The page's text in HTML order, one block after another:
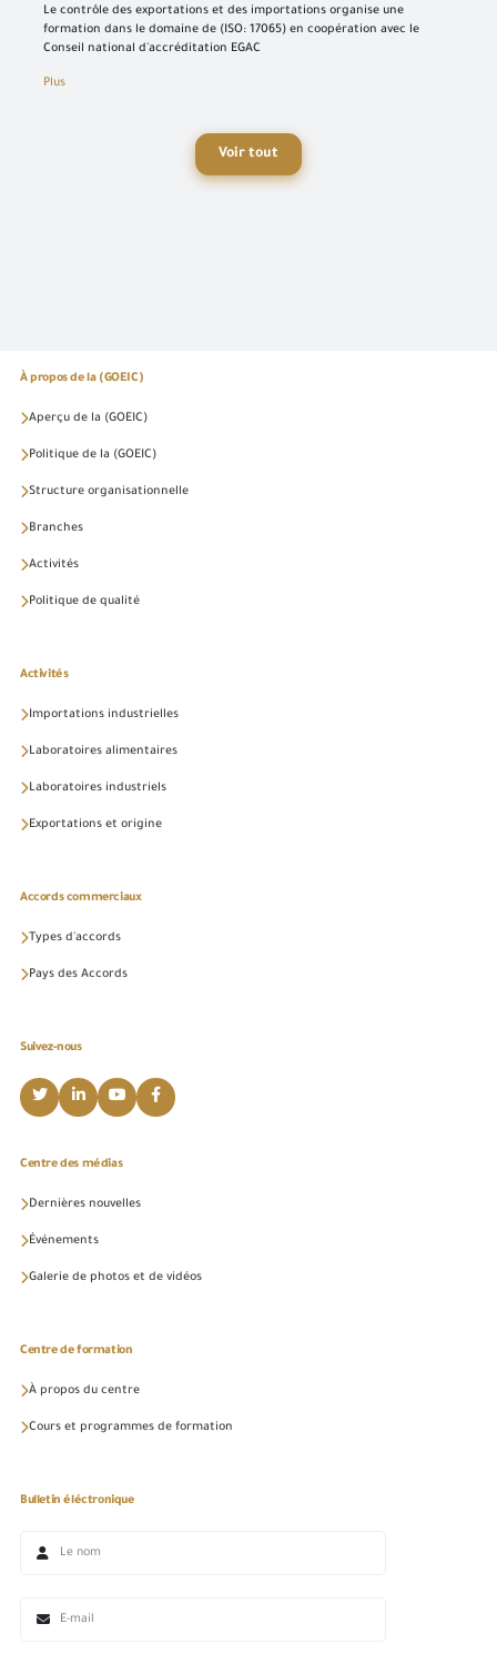
Le contrôle des exportations et des importations organise une
formation dans le domaine de (ISO: 17065) en coopération avec le
Conseil national d'accréditation EGAC
Plus
Voir tout
À propos de la (GOEIC)
Aperçu de la (GOEIC)
Politique de la (GOEIC)
Structure organisationnelle
Branches
Activités
Politique de qualité
Activités
Importations industrielles
Laboratoires alimentaires
Laboratoires industriels
Exportations et origine
Accords commerciaux
Types d'accords
Pays des Accords
Suivez-nous
Centre des médias
Dernières nouvelles
Événements
Galerie de photos et de vidéos
Centre de formation
À propos du centre
Cours et programmes de formation
Bulletin éléctronique